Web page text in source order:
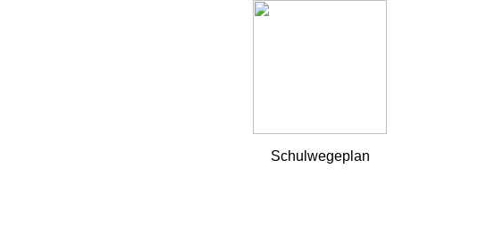
Schulwegeplan